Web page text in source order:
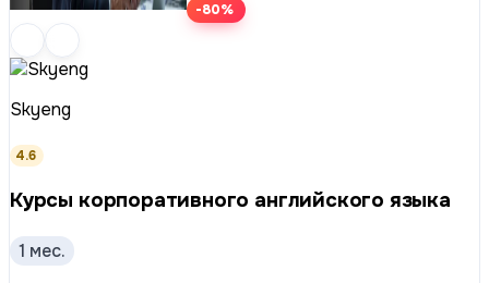
-80%
Skyeng
4.6
Курсы корпоративного английского языка
1 мес.